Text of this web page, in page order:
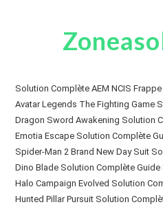
Solution Complète AEM NCIS
Avatar Legends The Fighting Game
Dragon Sword Awakening Solution
Emotia Escape Solution Complète
Spider-Man 2 Brand New Day Suit
Dino Blade Solution Complète
Halo Campaign Evolved Solution
Hunted Pillar Pursuit Solution